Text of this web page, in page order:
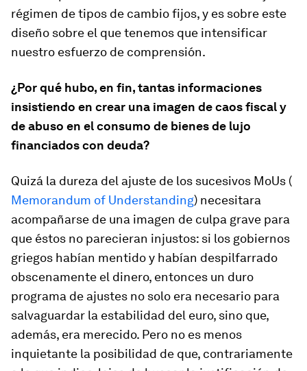
régimen de tipos de cambio fijos, y es sobre este
diseño sobre el que tenemos que intensificar
nuestro esfuerzo de comprensión.
¿Por qué hubo, en fin, tantas informaciones
insistiendo en crear una imagen de caos fiscal y
de abuso en el consumo de bienes de lujo
financiados con deuda?
Quizá la dureza del ajuste de los sucesivos MoUs (
Memorandum of Understanding) necesitara
acompañarse de una imagen de culpa grave para
que éstos no parecieran injustos: si los gobiernos
griegos habían mentido y habían despilfarrado
obscenamente el dinero, entonces un duro
programa de ajustes no solo era necesario para
salvaguardar la estabilidad del euro, sino que,
además, era merecido. Pero no es menos
inquietante la posibilidad de que, contrariamente